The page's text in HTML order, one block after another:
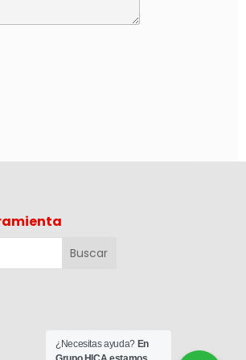
¿Necesitas ayuda? En